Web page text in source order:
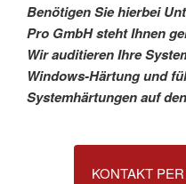
Benötigen Sie hierbei
Pro GmbH steht Ihnen
Wir auditieren Ihre
Windows-Härtung und
Systemhärtungen auf
KONTAKT